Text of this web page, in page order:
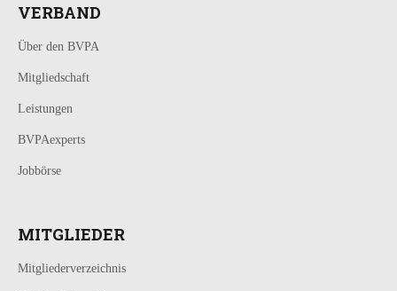
VERBAND
Über den BVPA
Mitgliedschaft
Leistungen
BVPAexperts
Jobbörse
MITGLIEDER
Mitgliederverzeichnis